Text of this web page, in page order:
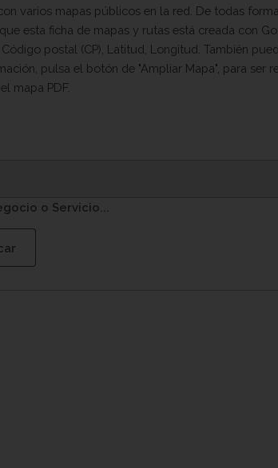
varios mapas públicos en la red. De todas
esta ficha de mapas y rutas está creada con
postal (CP), Latitud, Longitud. También
pulsa el botón de "Ampliar Mapa", para ser
mapa PDF.
o Servicio...